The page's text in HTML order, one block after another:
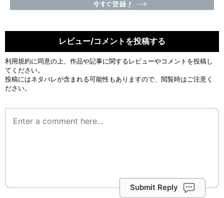
レビュー/コメントを投稿する
利用規約に同意の上、作品や記事に関するレビューやコメントを投稿し
てください。
投稿にはネタバレが含まれる可能性もありますので、閲覧時はご注意く
ださい。
Submit Reply